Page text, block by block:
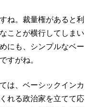
ね。裁量権があると利
ことが横行してしまい
にも、シンプルなベー
すがね。
は、ベーシックインカ
れる政治家を立てて応